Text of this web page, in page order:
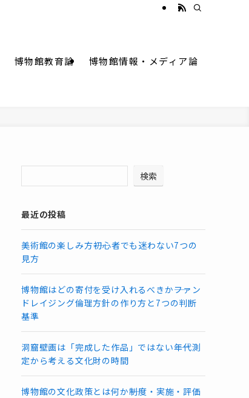
博物館教育論 博物館情報・メディア論
検索
最近の投稿
美術館の楽しみ方――初心者でも迷わない7つの
見方
博物館はどの寄付を受け入れるべきか――ファン
ドレイジング倫理方針の作り方と7つの判断
基準
洞窟壁画は「完成した作品」ではない――年代測
定から考える文化財の時間
博物館の文化政策とは何か――制度・実施・評価